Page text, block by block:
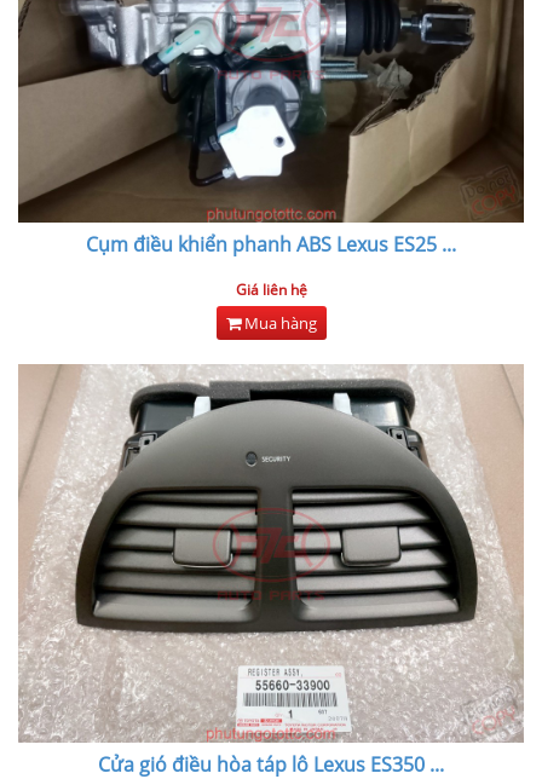
Cụm điều khiển phanh ABS Lexus ES25 ...
Giá liên hệ
Mua hàng
Cửa gió điều hòa táp lô Lexus ES350 ...